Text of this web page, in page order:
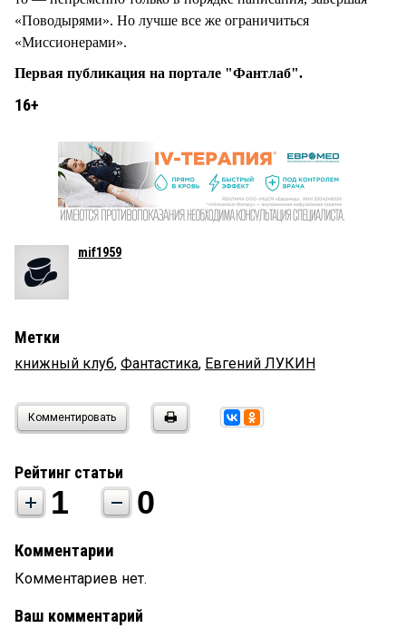
«Поводырями». Но лучше все же ограничиться
«Миссионерами».
Первая публикация на портале "Фантлаб".
16+
mif1959
Метки
книжный клуб, Фантастика, Евгений ЛУКИН
Комментировать
Рейтинг статьи
1 0
Комментарии
Комментариев нет.
Ваш комментарий